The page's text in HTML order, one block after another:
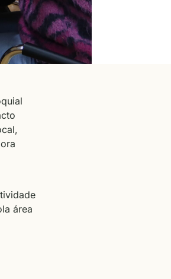
área